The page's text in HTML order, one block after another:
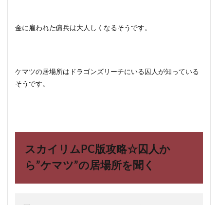
金に雇われた傭兵は大人しくなるそうです。
ケマツの居場所はドラゴンズリーチにいる囚人が知っている
そうです。
スカイリムPC版攻略☆囚人か
ら”ケマツ”の居場所を聞く